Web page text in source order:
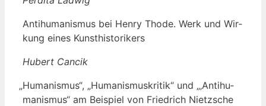
Anti­hu­ma­nis­mus bei Hen­ry Tho­de. Werk und Wir­
kung eines Kunsthistorikers
Hubert Can­cik
„Huma­nis­mus“, „Huma­nis­mus­kri­tik“ und „‚Anti­hu­
ma­nis­mus“ am Bei­spiel von Fried­rich Nietzsche